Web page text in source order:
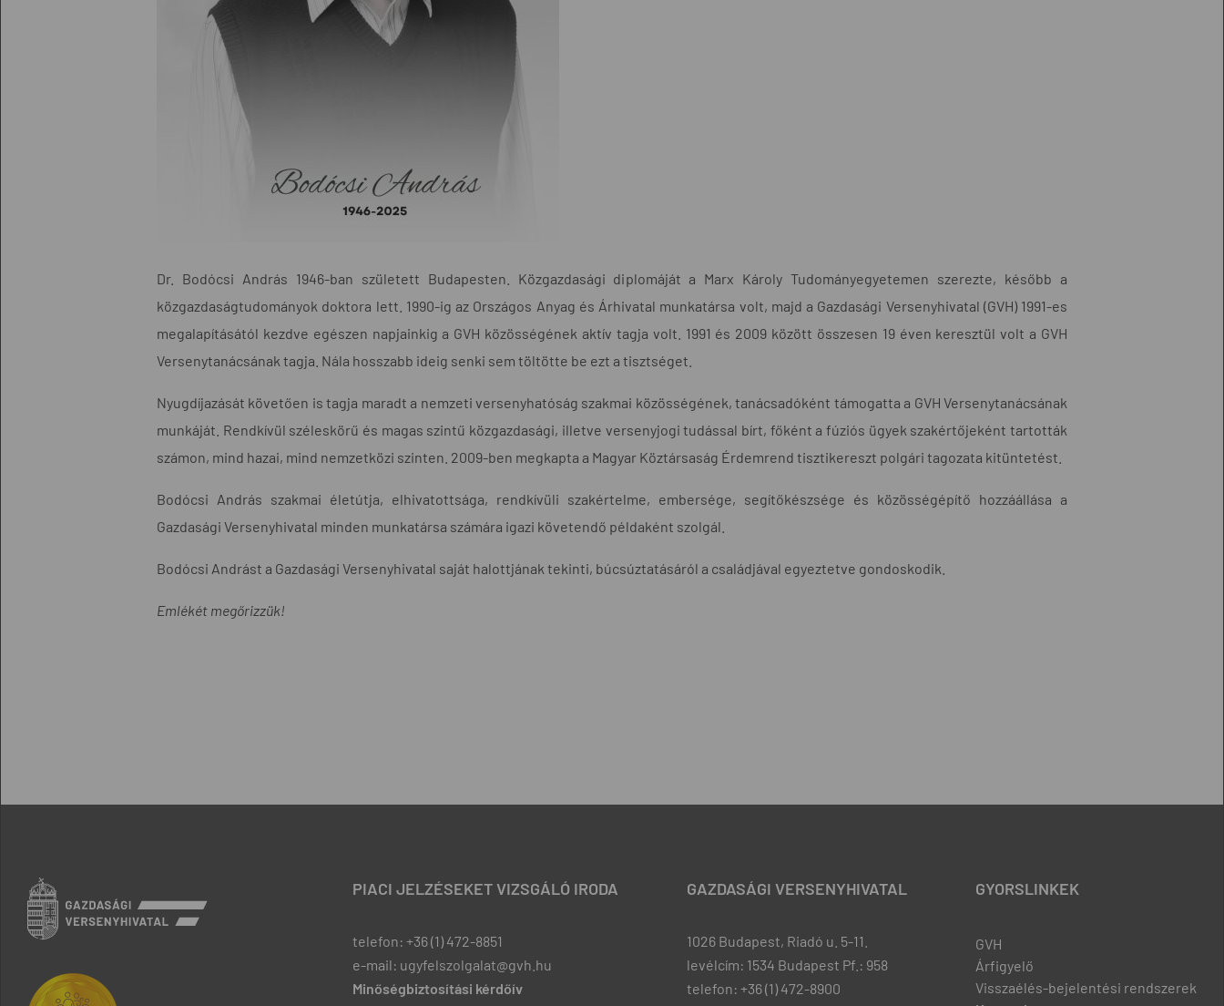
Dr. Bodócsi András 1946-ban született Budapesten. Közgazdasági diplomáját a Marx Károly Tudományegyetemen szerezte, később a
közgazdaságtudományok doktora lett. 1990-ig az Országos Anyag és Árhivatal munkatársa volt, majd a Gazdasági Versenyhivatal (GVH) 1991-es
megalapításától kezdve egészen napjainkig a GVH közösségének aktív tagja volt. 1991 és 2009 között összesen 19 éven keresztül volt a GVH
Versenytanácsának tagja. Nála hosszabb ideig senki sem töltötte be ezt a tisztséget.
Nyugdíjazását követően is tagja maradt a nemzeti versenyhatóság szakmai közösségének, tanácsadóként támogatta a GVH Versenytanácsának
munkáját. Rendkívül széleskörű és magas szintű közgazdasági, illetve versenyjogi tudással bírt, főként a fúziós ügyek szakértőjeként tartották
számon, mind hazai, mind nemzetközi szinten. 2009-ben megkapta a Magyar Köztársaság Érdemrend tisztikereszt polgári tagozata kitüntetést.
Bodócsi András szakmai életútja, elhivatottsága, rendkívüli szakértelme, embersége, segítőkészsége és közösségépítő hozzáállása a
Gazdasági Versenyhivatal minden munkatársa számára igazi követendő példaként szolgál.
Bodócsi Andrást a Gazdasági Versenyhivatal saját halottjának tekinti, búcsúztatásáról a családjával egyeztetve gondoskodik.
Emlékét megőrizzük!
PIACI JELZÉSEKET VIZSGÁLÓ IRODA
telefon: +36 (1) 472-8851
e-mail: ugyfelszolgalat@gvh.hu
Minőségbiztosítási kérdőív
GAZDASÁGI VERSENYHIVATAL
1026 Budapest, Riadó u. 5-11.
levélcím: 1534 Budapest Pf.: 958
telefon: +36 (1) 472-8900
GYORSLINKEK
GVH
Árfigyelő
Visszaélés-bejelentési rendszerek